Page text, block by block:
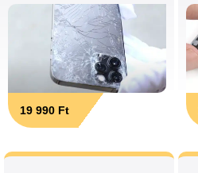
19 990 Ft